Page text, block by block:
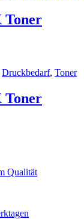
Toner
Druckbedarf, Toner
Toner
Qualität